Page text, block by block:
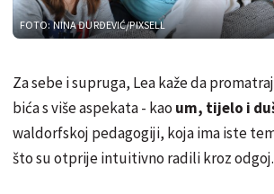
FOTO: NINA ĐURĐEVIĆ/PIXSELL
Za sebe i supruga, Lea kaže da
bića s više aspekata - kao um, tijelo i
waldorfskoj pedagogiji, koja ima iste
što su otprije intuitivno radili kroz odgoj.